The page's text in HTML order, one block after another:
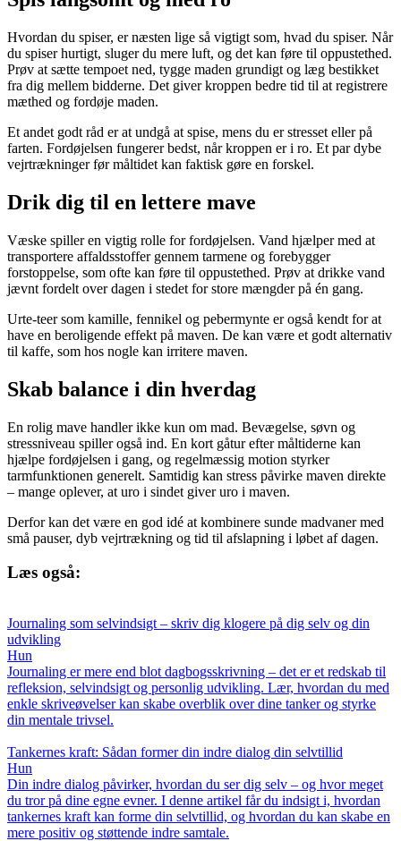
Hvordan du spiser, er næsten lige så vigtigt som, hvad du spiser. Når
du spiser hurtigt, sluger du mere luft, og det kan føre til oppustethed.
Prøv at sætte tempoet ned, tygge maden grundigt og læg bestikket
fra dig mellem bidderne. Det giver kroppen bedre tid til at registrere
mæthed og fordøje maden.
Et andet godt råd er at undgå at spise, mens du er stresset eller på
farten. Fordøjelsen fungerer bedst, når kroppen er i ro. Et par dybe
vejrtrækninger før måltidet kan faktisk gøre en forskel.
Drik dig til en lettere mave
Væske spiller en vigtig rolle for fordøjelsen. Vand hjælper med at
transportere affaldsstoffer gennem tarmene og forebygger
forstoppelse, som ofte kan føre til oppustethed. Prøv at drikke vand
jævnt fordelt over dagen i stedet for store mængder på én gang.
Urte-teer som kamille, fennikel og pebermynte er også kendt for at
have en beroligende effekt på maven. De kan være et godt alternativ
til kaffe, som hos nogle kan irritere maven.
Skab balance i din hverdag
En rolig mave handler ikke kun om mad. Bevægelse, søvn og
stressniveau spiller også ind. En kort gåtur efter måltiderne kan
hjælpe fordøjelsen i gang, og regelmæssig motion styrker
tarmfunktionen generelt. Samtidig kan stress påvirke maven direkte
– mange oplever, at uro i sindet giver uro i maven.
Derfor kan det være en god idé at kombinere sunde madvaner med
små pauser, dyb vejrtrækning og tid til afslapning i løbet af dagen.
Læs også:
Journaling som selvindsigt – skriv dig klogere på dig selv og din
udvikling
Hun
Journaling er mere end blot dagbogsskrivning – det er et redskab til
refleksion, selvindsigt og personlig udvikling. Lær, hvordan du med
enkle skriveøvelser kan skabe overblik over dine tanker og styrke
din mentale trivsel.
Tankernes kraft: Sådan former din indre dialog din selvtillid
Hun
Din indre dialog påvirker, hvordan du ser dig selv – og hvor meget
du tror på dine egne evner. I denne artikel får du indsigt i, hvordan
tankernes kraft kan forme din selvtillid, og hvordan du kan skabe en
mere positiv og støttende indre samtale.